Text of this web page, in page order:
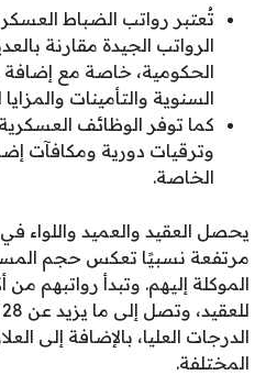
تُعتبر رواتب الضباط
الرواتب الجيدة مقارنة
الحكومية، خاصة مع إضافة
السنوية والتأمينات
كما توفر الوظائف
وترقيات دورية ومكافآت
الخاصة.
يحصل العقيد والعميد واللواء
مرتفعة نسبيًا تعكس حجم
الدرجات العليا، بالإضافة إلى
المختلفة.